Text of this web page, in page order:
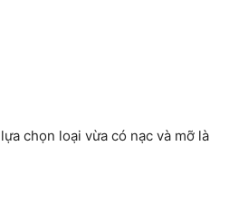
chọn loại vừa có nạc và mỡ là